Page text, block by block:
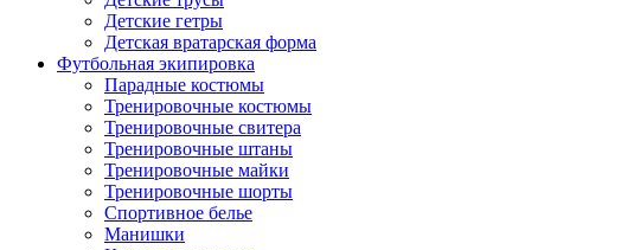
Детские гетры
Детская вратарская форма
Футбольная экипировка
Парадные костюмы
Тренировочные костюмы
Тренировочные свитера
Тренировочные штаны
Тренировочные майки
Тренировочные шорты
Спортивное белье
Манишки